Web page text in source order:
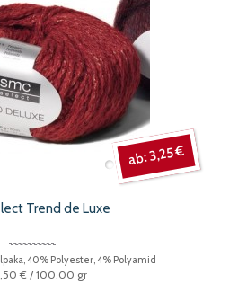
3,25 €
Trend de Luxe
40% Polyester, 4% Polyamid
€ / 100.00 gr